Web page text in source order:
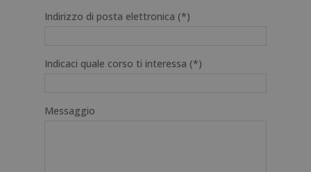
Indirizzo di posta elettronica (*)
Indicaci quale corso ti interessa (*)
Messaggio